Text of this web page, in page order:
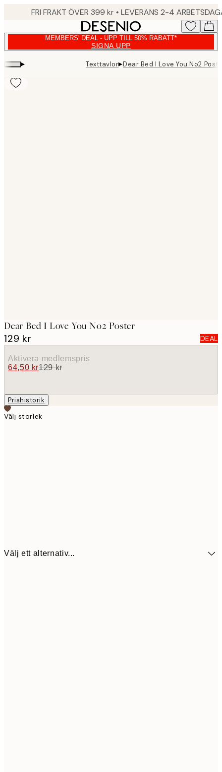
FRI FRAKT ÖVER 399 kr • LEVERANS 2-4
MEMBERS' DEAL - UPP TILL 50% RABATT*
SIGNA UPP
▸ Texttavlor▸Dear Bed I Love You No2
Dear Bed I Love You No2 Poster
129 kr DEAL
Aktivera medlemspris
64,50 kr129 kr
Prishistorik
Välj storlek
Välj ett alternativ...